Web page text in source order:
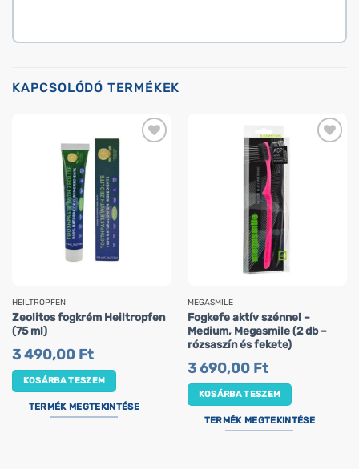
KAPCSOLÓDÓ TERMÉKEK
HEILTROPFEN
Zeolitos fogkrém Heiltropfen
(75 ml)
3 490,00 Ft
KOSÁRBA TESZEM
TERMÉK MEGTEKINTÉSE
MEGASMILE
Fogkefe aktív szénnel –
Medium, Megasmile (2 db –
rózsaszín és fekete)
3 690,00 Ft
KOSÁRBA TESZEM
TERMÉK MEGTEKINTÉSE